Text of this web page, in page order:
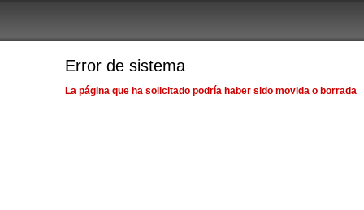
Error de sistema
La página que ha solicitado podría haber sido movida o borrada